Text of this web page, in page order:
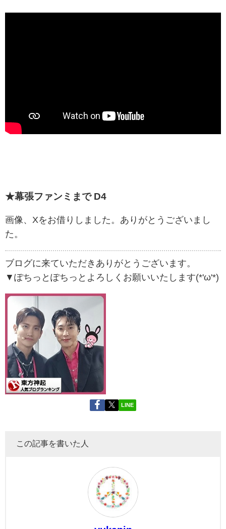
★幕張ファンミまで D4
画像、Xをお借りしました。ありがとうございまし
た。
ブログに来ていただきありがとうございます。
▼ぽちっとぽちっとよろしくお願いいたします(*'ω'*)
LINE
この記事を書いた人